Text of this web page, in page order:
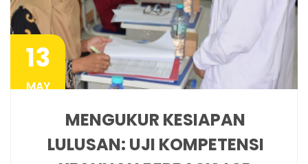
13
MAY
MENGUKUR KESIAPAN
LULUSAN: UJI KOMPETENSI